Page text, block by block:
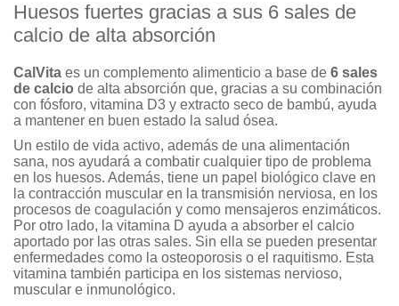
con4.50de
5 en base a
de clientes
Huesos fuertes gracias a sus 6 sales de
calcio de alta absorción
CalVita es un complemento alimenticio a base de 6 sales
de calcio de alta absorción que, gracias a su combinación
con fósforo, vitamina D3 y extracto seco de bambú, ayuda
a mantener en buen estado la salud ósea.
Un estilo de vida activo, además de una alimentación
sana, nos ayudará a combatir cualquier tipo de problema
en los huesos. Además, tiene un papel biológico clave en
la contracción muscular en la transmisión nerviosa, en los
procesos de coagulación y como mensajeros enzimáticos.
Por otro lado, la vitamina D ayuda a absorber el calcio
aportado por las otras sales. Sin ella se pueden presentar
enfermedades como la osteoporosis o el raquitismo. Esta
vitamina también participa en los sistemas nervioso,
muscular e inmunológico.